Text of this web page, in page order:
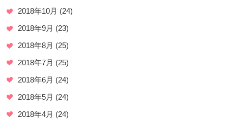
2018年10月 (24)
2018年9月 (23)
2018年8月 (25)
2018年7月 (25)
2018年6月 (24)
2018年5月 (24)
2018年4月 (24)